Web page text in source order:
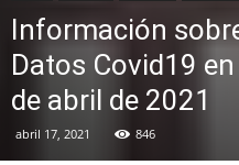
Información
Datos Covid19
de abril de 2021
abril 17, 2021 846